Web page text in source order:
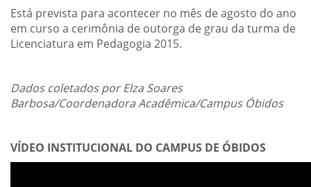
Está prevista para acontecer no mês de agosto do ano
em curso a cerimônia de outorga de grau da turma de
Licenciatura em Pedagogia 2015.
Dados coletados por Elza Soares
Barbosa/Coordenadora Acadêmica/Campus Óbidos
VÍDEO INSTITUCIONAL DO CAMPUS DE ÓBIDOS